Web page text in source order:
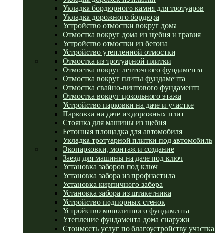
Укладка бордюрного камня для тротуаров
Укладка дорожного бордюра
Устройство отмостки вокруг дома
Отмостка вокруг дома из щебня и гравия
Устройство отмостки из бетона
Устройство утепленной отмостки
Отмостка из тротуарной плитки
Отмостка вокруг ленточного фундамента
Отмостка вокруг плиты фундамента
Отмостка свайно-винтового фундамента
Отмостка вокруг цокольного этажа
Устройство парковки на даче и участке
Парковка на даче из дорожных плит
Стоянка для машины из щебня
Бетонная площадка для автомобиля
Укладка тротуарной плитки под автомобиль
Экопарковки, монтаж и создание
Заезд для машины на даче под ключ
Установка заборов под ключ
Установка забора из профнастила
Установка кирпичного забора
Установка забора из штакетника
Устройство подпорных стенок
Устройство монолитного фундамента
Утепление фундамента дома снаружи
Стоимость услуг по благоустройству участка